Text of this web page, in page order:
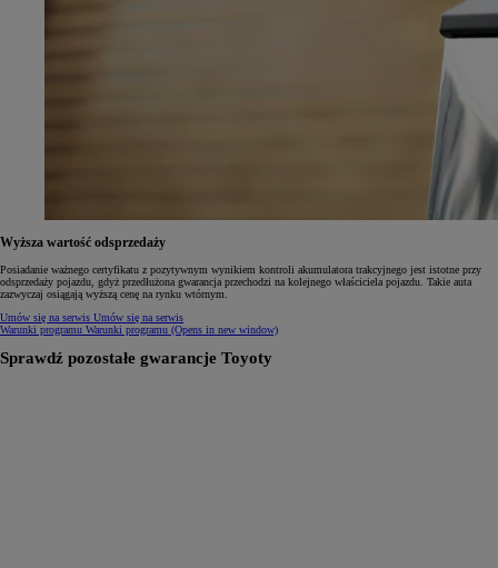
Wyższa wartość odsprzedaży
Posiadanie ważnego certyfikatu z pozytywnym wynikiem kontroli akumulatora trakcyjnego jest istotne przy
odsprzedaży pojazdu, gdyż przedłużona gwarancja przechodzi na kolejnego właściciela pojazdu. Takie auta
zazwyczaj osiągają wyższą cenę na rynku wtórnym.
Umów się na serwis Umów się na serwis
Warunki programu Warunki programu (Opens in new window)
Sprawdź pozostałe gwarancje Toyoty